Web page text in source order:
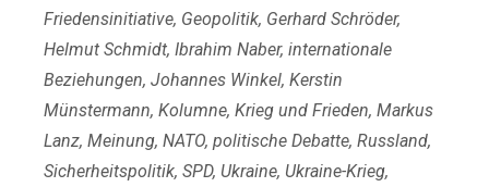
Friedensinitiative, Geopolitik, Gerhard Schröder,
Helmut Schmidt, Ibrahim Naber, internationale
Beziehungen, Johannes Winkel, Kerstin
Münstermann, Kolumne, Krieg und Frieden, Markus
Lanz, Meinung, NATO, politische Debatte, Russland,
Sicherheitspolitik, SPD, Ukraine, Ukraine-Krieg,